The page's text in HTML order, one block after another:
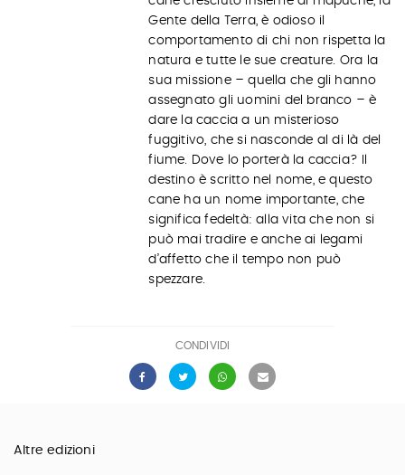
Gente della Terra, è odioso il
comportamento di chi non rispetta la
natura e tutte le sue creature. Ora la
sua missione – quella che gli hanno
assegnato gli uomini del branco – è
dare la caccia a un misterioso
fuggitivo, che si nasconde al di là del
fiume. Dove lo porterà la caccia? Il
destino è scritto nel nome, e questo
cane ha un nome importante, che
significa fedeltà: alla vita che non si
può mai tradire e anche ai legami
d’affetto che il tempo non può
spezzare.
CONDIVIDI
Altre edizioni